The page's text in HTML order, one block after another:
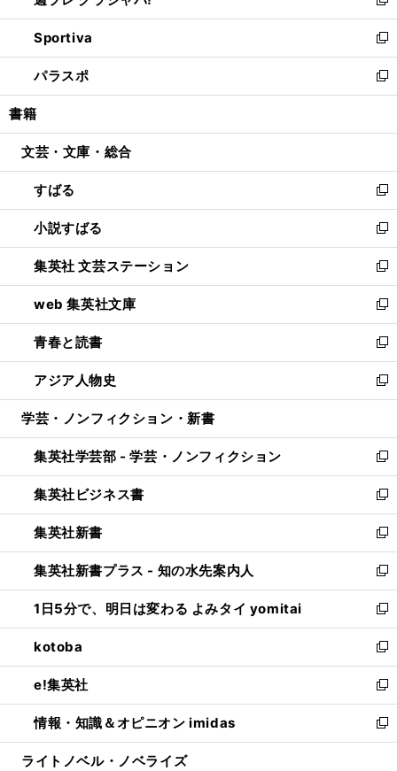
開
く
ン
ド
ウ
で
開
ウ
ィ
ン
ド
ウ
開
新
し
い
ウ
ィ
ン
ウ
開
く
Sportiva
新
し
い
ウ
ン
ウ
で
開
く
パラスポ
新
し
ウ
ン
ド
ウ
で
開
く
書籍
文芸・文庫・総合
すばる
新
し
い
ウ
ィ
ン
ド
ウ
で
開
く
小説すばる
新
し
い
ウ
ィ
ン
ド
ウ
で
開
集英社 文芸ステーション
新
し
い
ウ
ィ
ン
ド
ウ
開
く
web 集英社文庫
新
し
い
ウ
ィ
ン
ウ
で
開
く
青春と読書
新
し
い
ウ
ン
ド
ウ
で
開
く
アジア人物史
新
し
ウ
ィ
ン
ド
ウ
で
開
く
学芸・ノンフィクション・新書
集英社学芸部 - 学芸・ノンフィクション
新
し
い
ウ
ィ
ン
ド
ウ
で
開
く
集英社ビジネス書
新
し
い
ウ
ィ
ン
ド
ウ
で
開
く
集英社新書
新
し
い
ウ
ィ
ン
ド
ウ
で
開
く
集英社新書プラス - 知の水先案内人
新
し
い
ウ
ィ
ン
ド
ウ
で
開
1日5分で、明日は変わる よみタイ yomitai
新
し
い
ウ
ィ
ン
ド
ウ
kotoba
新
し
い
ウ
ィ
ン
e!集英社
新
し
い
ウ
情報・知識＆オピニオン imidas
新
し
ライトノベル・ノベライズ